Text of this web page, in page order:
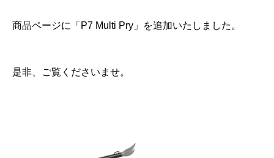
商品ページに「P7 Multi Pry」を追加いたしました。
是非、ご覧くださいませ。